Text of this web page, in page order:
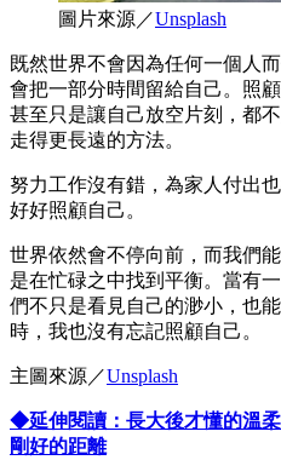
圖片來源／Unsplash
既然世界不會因為任何一個人
會把一部分時間留給自己。照
甚至只是讓自己放空片刻，都
走得更長遠的方法。
努力工作沒有錯，為家人付出
好好照顧自己。
世界依然會不停向前，而我們
是在忙碌之中找到平衡。當有
們不只是看見自己的渺小，也
時，我也沒有忘記照顧自己。
主圖來源／Unsplash
◆延伸閱讀：長大後才懂的溫
剛好的距離